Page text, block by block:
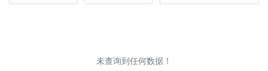
未查询到任何数据！